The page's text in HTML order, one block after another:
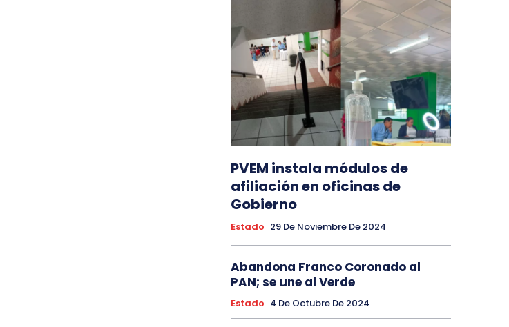
PVEM instala módulos de
afiliación en oficinas de
Gobierno
Estado 29 De Noviembre De 2024
Abandona Franco Coronado al
PAN; se une al Verde
Estado 4 De Octubre De 2024